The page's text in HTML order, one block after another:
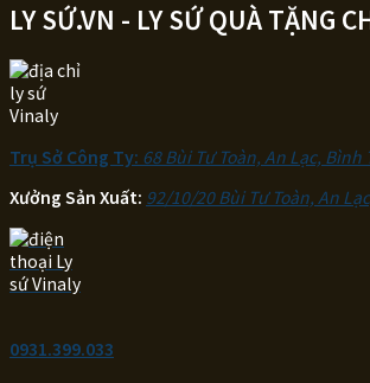
LY SỨ.VN - LY SỨ QUÀ TẶNG
Trụ Sở Công Ty: 68 Bùi Tư Toàn, An Lạc, Bình
Xưởng Sản Xuất: 92/10/20 Bùi Tư Toàn, An
0931.399.033